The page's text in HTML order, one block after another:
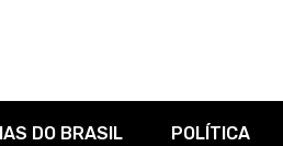
DO BRASIL POLÍTICA